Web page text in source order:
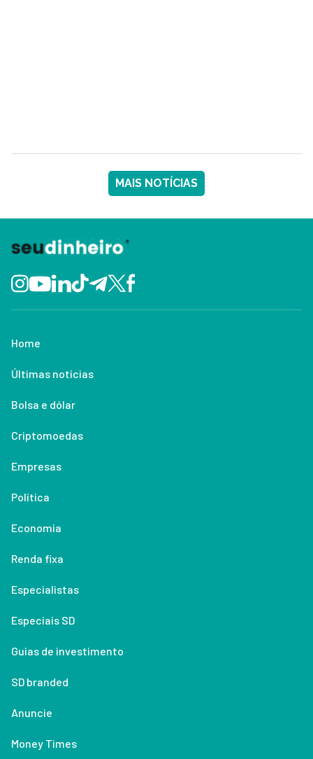
MAIS NOTÍCIAS
Home
Últimas notícias
Bolsa e dólar
Criptomoedas
Empresas
Política
Economia
Renda fixa
Especialistas
Especiais SD
Guias de investimento
SD branded
Anuncie
Money Times